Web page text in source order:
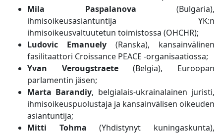
Mila Paspalanova (Bulgaria),
ihmisoikeusasiantuntija YK:n
ihmisoikeusvaltuutetun toimistossa (OHCHR);
Ludovic Emanuely (Ranska), kansainvälinen
fasilitaattori Croissance PEACE -organisaatiossa;
Yvan Verougstraete(Belgia), Euroopan
parlamentin jäsen;
Marta Barandiy, belgialais-ukrainalainen juristi,
ihmisoikeuspuolustaja ja kansainvälisen oikeuden
asiantuntija;
Mitti Tohma (Yhdistynyt kuningaskunta),